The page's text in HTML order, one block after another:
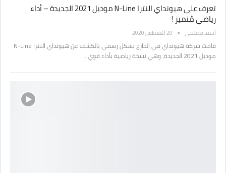
تعرف على هيونداي النترا N-Line موديل 2021 الجديدة – أداء
رياضي مُتميز !
أحمد مصلحي 20 أغسطس 2020
قامت شركة هيونداي في الخارج بشكل رسمي بالكشف عن هيونداي النترا N-Line
موديل 2021 الجديدة، وهي نسخة رياضية بأداء قوي…